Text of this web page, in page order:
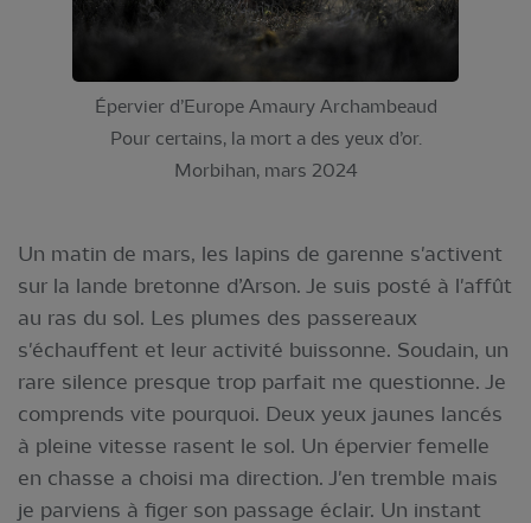
Épervier d’Europe Amaury Archambeaud
Pour certains, la mort a des yeux d’or.
Morbihan, mars 2024
Un matin de mars, les lapins de garenne s'activent
sur la lande bretonne d’Arson. Je suis posté à l'affût
au ras du sol. Les plumes des passereaux
s'échauffent et leur activité buissonne. Soudain, un
rare silence presque trop parfait me questionne. Je
comprends vite pourquoi. Deux yeux jaunes lancés
à pleine vitesse rasent le sol. Un épervier femelle
en chasse a choisi ma direction. J'en tremble mais
je parviens à figer son passage éclair. Un instant